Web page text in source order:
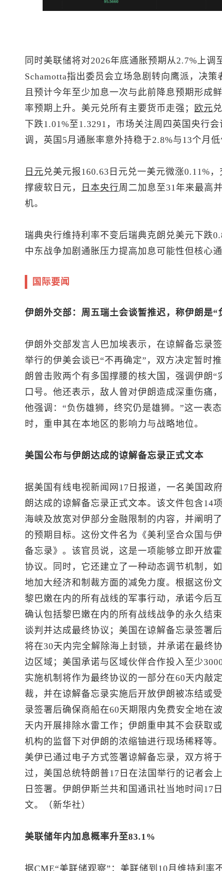
同时美联储将对2026年底通胀预期从2.7%上
Schamotta指出委员会立场急剧转向鹰派，决
且预计今年至少加息一次与此前降息预期形成
率预期上升。美元兑所有主要货币走强； 欧元
下跌1.01%至1.3291，市场关注周四英国央行
调，英国5月通胀率意外持稳于2.8%与13个月
日元兑美元报160.63日元兑一美元微涨0.11%
撑疲软日元，
日本央行周二加息至31年来最高
机。
瑞典央行维持利率不变后瑞典克朗兑美元下跌
中东战争加剧通胀压力提高加息可能性但核心
国际要闻
伊朗外交部：周五瑞土会谈暂推迟，称伊朗是“
伊朗外交部发言人巴加埃表示，在谅解备忘录
举行的伊美会谈已“不再确定”，双方决定暂时
朗曾击败两个有多国撑腰的核大国，强调伊朗
口号。他还表示，敌人曾对伊朗造成深重伤痛
他强调：“负伤雄狮，终究仍是雄狮。”这一表
时，重申其在本地区的影响力与战略地位。
美国公布与伊朗达成的谅解备忘录正式文本
据美国有线电视新闻网17日报道，一名美国政
朗达成的谅解备忘录正式文本。该文件包含14
海峡及放宽对伊部分金融限制的内容，并阐明
的预期目标。这份文件名为《美利坚合众国与
备忘录》。该官员说，这是一项能够立即开放
协议。同时，它还建立了一种动态调节机制，
地加大经济和制裁方面的减免力度。根据这份
黎巴嫩在内的所有战线的军事行动，承诺今后
确认包括黎巴嫩在内的所有战线战争的永久结
谈判并达成最终协议；美国在谅解备忘录签署
将在30天内完全解除海上封锁，并承诺在最终
边区域；美国承诺与区域伙伴合作投入至少
实施机制将作为最终协议的一部分在60天内敲
裁，并在谅解备忘录实施后开放伊朗被冻结或
录签署后确保商船在60天期限内免费安全地在
天内开展排除水雷工作；伊朗重申其不会获取
机构的监督下对伊朗的浓缩铀进行现场稀释等
美伊已通过电子方式签署谅解备忘录，双方将
过，美国总统特朗普17日在法国举行的记者会
日签署。伊朗伊斯兰共和国通讯社当地时间17
文。（新华社）
美联储年内加息概率升至83.1%
据CME“美联储观察”：美联储到10月维持利率